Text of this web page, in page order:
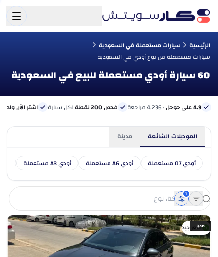
الرئيسية
سيارات مستعملة في السعودية
سيارات مستعملة من نوع أودي في السعودية
60 سيارة أودي مستعملة للبيع في السعودية
4.9 على جوجل · 4,236 مراجعة فحص 200 نقطة لكل سيارة اشترِ الآن
الموديلات الشائعة مدينة
أودي Q7 مستعملة أودي A6 مستعملة أودي A8 مستعملة
1
سعر جيدمميز